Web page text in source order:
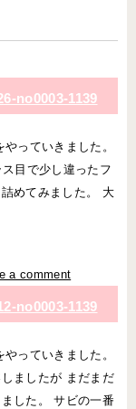
­no0003-­1139
っていきました。
目で少し違ったフ
めてみました。 大
a comment
­no0003-­1139
っていきました。
ましたが まだまだ
した。 サビの一番